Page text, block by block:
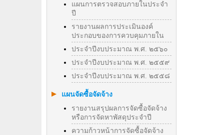
แผนการตรวจสอบภายในประจำ
ปี
รายงานผลการประเมินองค์
ประกอบของการควบคุมภายใน
ประจำปีงบประมาณ พ.ศ. ๒๕๖๐
ประจำปีงบประมาณ พ.ศ. ๒๕๕๙
ประจำปีงบประมาณ พ.ศ. ๒๕๕๘
แผนจัดซื้อจัดจ้าง
รายงานสรุปผลการจัดซื้อจัดจ้าง
หรือการจัดหาพัสดุประจำปี
ความก้าวหน้าการจัดซื้อจัดจ้าง